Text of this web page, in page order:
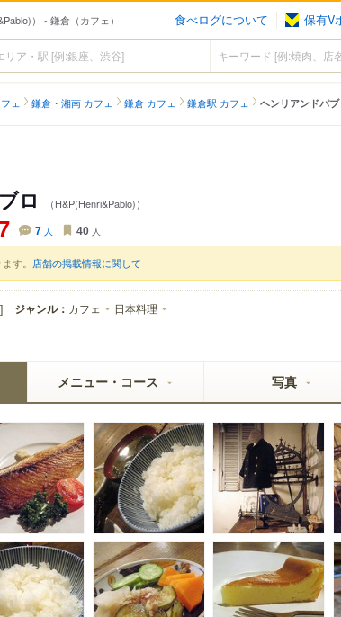
） - 鎌倉（カフェ） 食べログについて 保有V
ェ 鎌倉・湘南 カフェ 鎌倉 カフェ 鎌倉駅 カフェ ヘンリアンドパブ
ロ （H&P(Henri&Pablo)）
7 人 40 人
す。 店舗の掲載情報に関して
] ジャンル： カフェ 日本料理
メニュー・コース 写真